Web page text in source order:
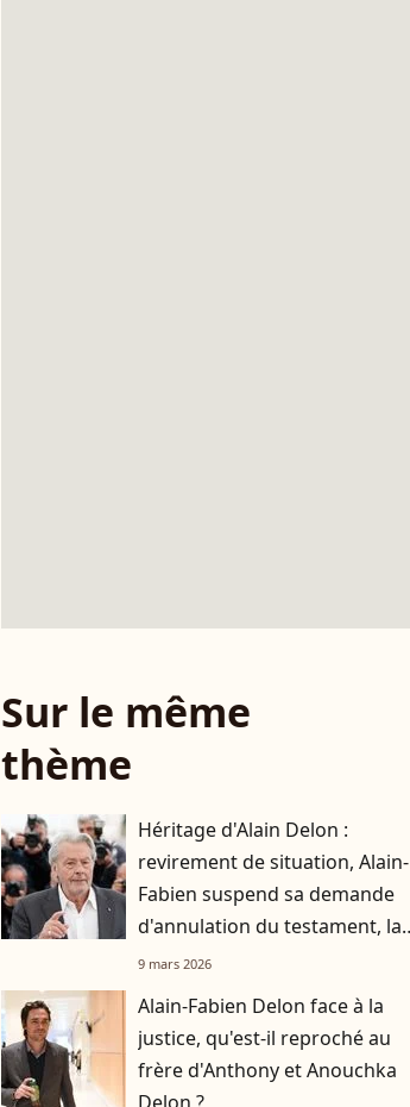
Sur le même
thème
Héritage d'Alain Delon :
revirement de situation, Alain-
Fabien suspend sa demande
d'annulation du testament, la
raison rendue publique
9 mars 2026
Alain-Fabien Delon face à la
justice, qu'est-il reproché au
frère d'Anthony et Anouchka